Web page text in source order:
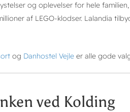
og oplevelser for hele
af LEGO-klodser. Lalandia
og Danhostel Vejle er alle gode
ved Kolding